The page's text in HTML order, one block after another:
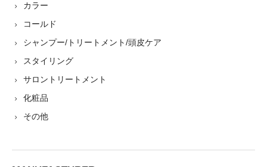
カラー
コールド
シャンプー/トリートメント/頭皮ケア
スタイリング
サロントリートメント
化粧品
その他